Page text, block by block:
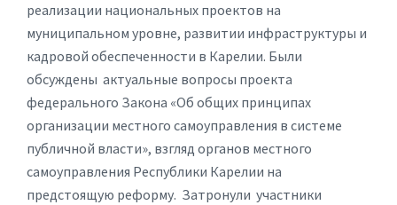
реализации национальных проектов на
муниципальном уровне, развитии инфраструктуры и
кадровой обеспеченности в Карелии. Были
обсуждены актуальные вопросы проекта
федерального Закона «Об общих принципах
организации местного самоуправления в системе
публичной власти», взгляд органов местного
самоуправления Республики Карелии на
предстоящую реформу. Затронули участники